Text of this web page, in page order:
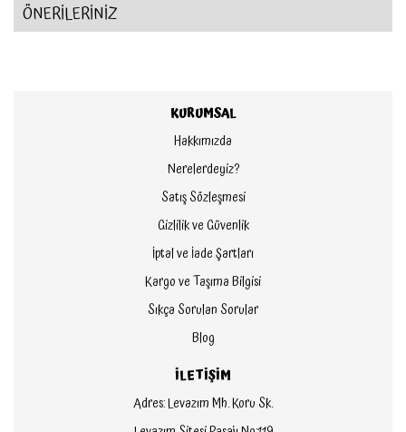
ÖNERİLERİNİZ
KURUMSAL
Hakkımızda
Nerelerdeyiz?
Satış Sözleşmesi
Gizlilik ve Güvenlik
İptal ve İade Şartları
Kargo ve Taşıma Bilgisi
Sıkça Sorulan Sorular
Blog
İLETİŞİM
Adres: Levazım Mh. Koru Sk.